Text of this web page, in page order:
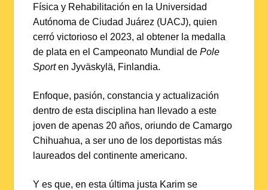
Física y Rehabilitación en la Universidad
Autónoma de Ciudad Juárez (UACJ), quien
cerró victorioso el 2023, al obtener la medalla
de plata en el Campeonato Mundial dePole
Sporten Jyväskylä, Finlandia.
Enfoque, pasión, constancia y actualización
dentro de esta disciplina han llevado a este
joven de apenas 20 años, oriundo de Camargo
Chihuahua, a ser uno de los deportistas más
laureados del continente americano.
Y es que, en esta última justa Karim se